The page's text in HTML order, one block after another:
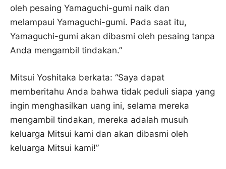
oleh pesaing Yamaguchi-gumi naik dan
melampaui Yamaguchi-gumi. Pada saat itu,
Yamaguchi-gumi akan dibasmi oleh pesaing tanpa
Anda mengambil tindakan.”
Mitsui Yoshitaka berkata: “Saya dapat
memberitahu Anda bahwa tidak peduli siapa yang
ingin menghasilkan uang ini, selama mereka
mengambil tindakan, mereka adalah musuh
keluarga Mitsui kami dan akan dibasmi oleh
keluarga Mitsui kami!”